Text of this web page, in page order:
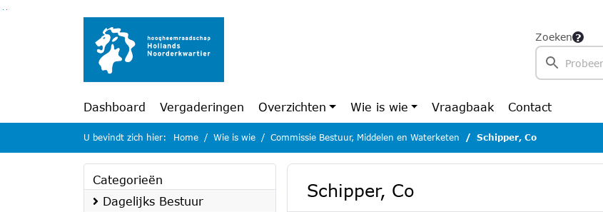
Ga naar de inhoud van deze pagina
Ga naar het zoeken
Ga naar het menu
Zoeken
Dashboard Vergaderingen Overzichten Wie is wie Vraagbaak Contact
U bevindt zich hier: Home Wie is wie Commissie Bestuur, Middelen en Waterketen Schipper, Co
Categorieën
Dagelijks Bestuur
Schipper, Co